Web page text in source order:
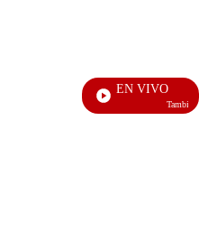
Entrada
de
EN VIVO
También